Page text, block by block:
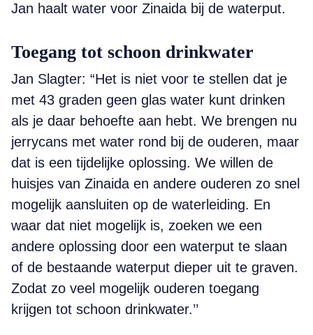
Jan haalt water voor Zinaida bij de waterput.
Toegang tot schoon drinkwater
Jan Slagter: “Het is niet voor te stellen dat je
met 43 graden geen glas water kunt drinken
als je daar behoefte aan hebt. We brengen nu
jerrycans met water rond bij de ouderen, maar
dat is een tijdelijke oplossing. We willen de
huisjes van Zinaida en andere ouderen zo snel
mogelijk aansluiten op de waterleiding. En
waar dat niet mogelijk is, zoeken we een
andere oplossing door een waterput te slaan
of de bestaande waterput dieper uit te graven.
Zodat zo veel mogelijk ouderen toegang
krijgen tot schoon drinkwater.’’